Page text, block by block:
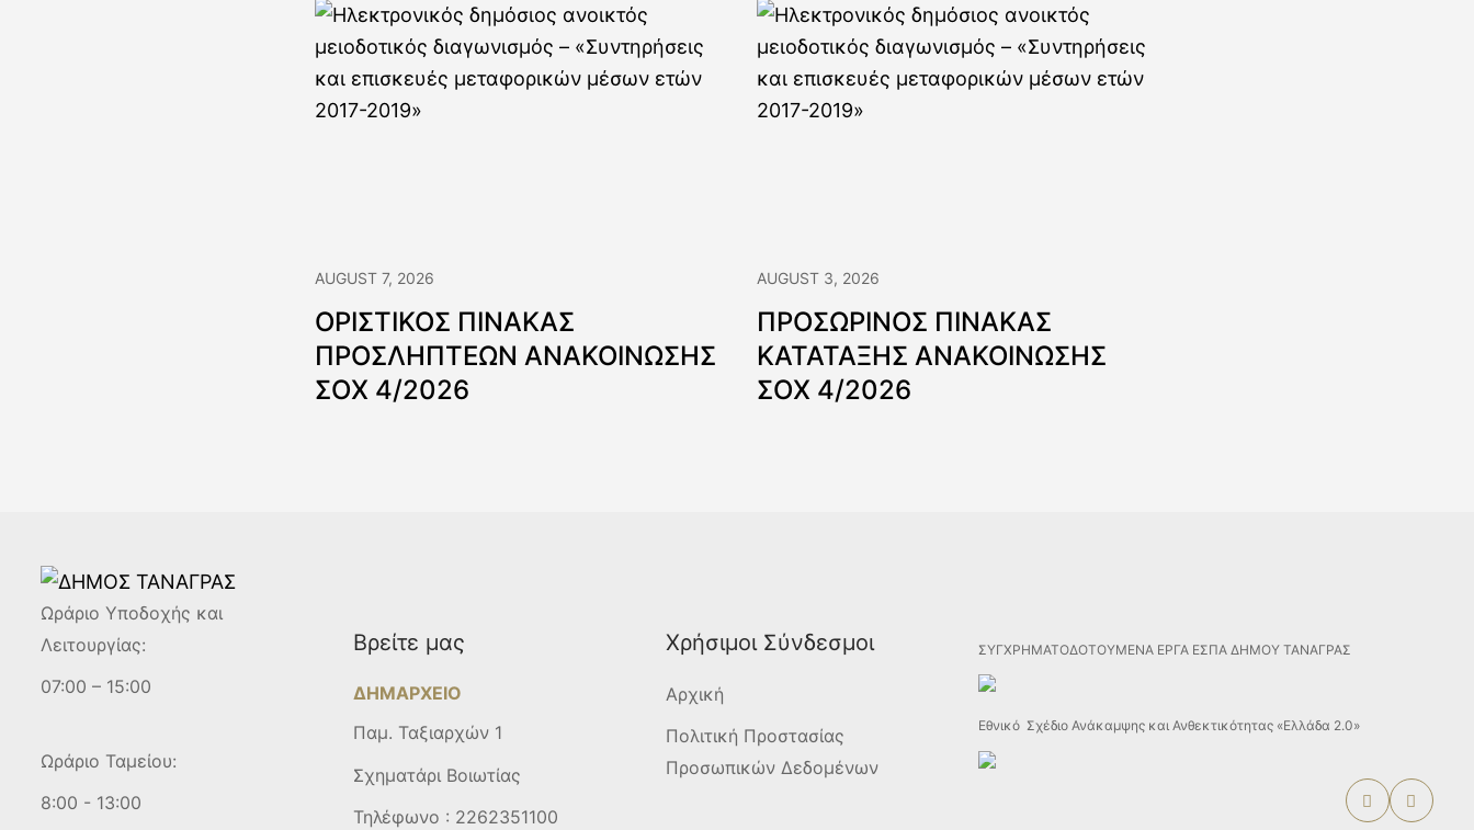
AUGUST 7, 2026
ΟΡΙΣΤΙΚΟΣ ΠΙΝΑΚΑΣ
ΠΡΟΣΛΗΠΤΕΩΝ ΑΝΑΚΟΙΝΩΣΗΣ
ΣΟΧ 4/2026
AUGUST 3, 2026
ΠΡΟΣΩΡΙΝΟΣ ΠΙΝΑΚΑΣ
ΚΑΤΑΤΑΞΗΣ ΑΝΑΚΟΙΝΩΣΗΣ
ΣΟΧ 4/2026
Ωράριο Υποδοχής και
Λειτουργίας:
07:00 – 15:00
Ωράριο Ταμείου:
8:00 - 13:00
Βρείτε μας
ΔΗΜΑΡΧΕΙΟ
Παμ. Ταξιαρχών 1
Σχηματάρι Βοιωτίας
Τηλέφωνο : 2262351100
Χρήσιμοι Σύνδεσμοι
Αρχική
Πολιτική Προστασίας
Προσωπικών Δεδομένων
ΣΥΓΧΡΗΜΑΤΟΔΟΤΟΥΜΕΝΑ ΕΡΓΑ ΕΣΠΑ ΔΗΜΟΥ ΤΑΝΑΓΡΑΣ
Εθνικό Σχέδιο Ανάκαμψης και Ανθεκτικότητας «Ελλάδα 2.0»